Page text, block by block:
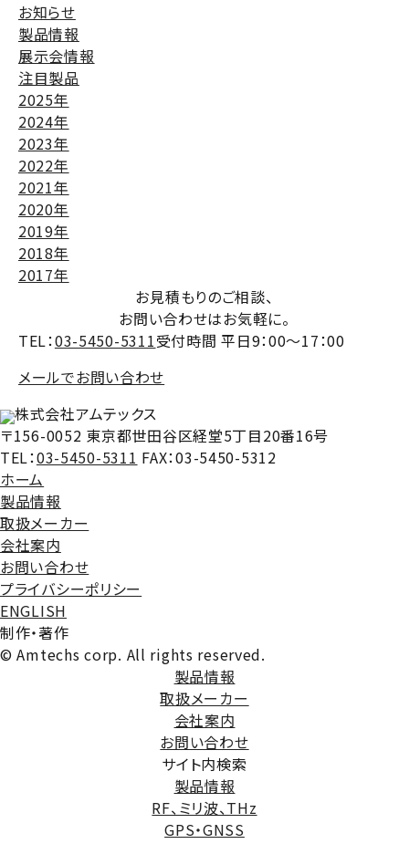
お知らせ
製品情報
展示会情報
注目製品
2025年
2024年
2023年
2022年
2021年
2020年
2019年
2018年
2017年
お見積もりのご相談、
お問い合わせはお気軽に。
TEL：03-5450-5311受付時間 平日9：00～17：00
メールでお問い合わせ
株式会社アムテックス
〒156-0052 東京都世田谷区経堂5丁目20番16号
TEL：03-5450-5311 FAX：03-5450-5312
ホーム
製品情報
取扱メーカー
会社案内
お問い合わせ
プライバシーポリシー
ENGLISH
制作・著作
© Amtechs corp. All rights reserved.
製品情報
取扱メーカー
会社案内
お問い合わせ
サイト内検索
製品情報
RF、ミリ波、THz
GPS・GNSS